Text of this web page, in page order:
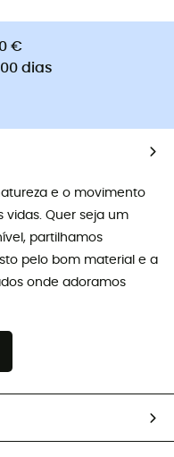
€
dias
e o movimento
vidas. Quer seja um
partilhamos
pelo bom material e a
onde adoramos